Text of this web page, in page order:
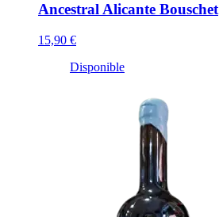
Ancestral Alicante Bouschet
15,90 €
Disponible